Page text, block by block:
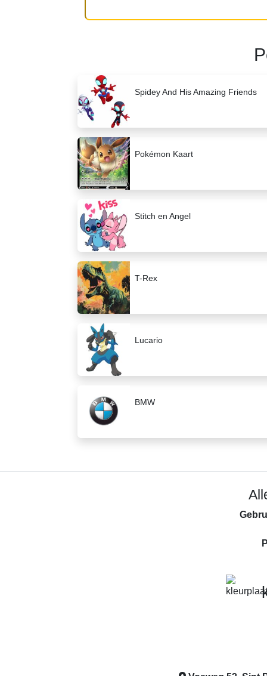
Spidey And His Amazing Friends
Pokémon Kaart
Stitch en Angel
T-Rex
Lucario
BMW